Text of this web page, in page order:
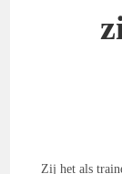
Zij het als